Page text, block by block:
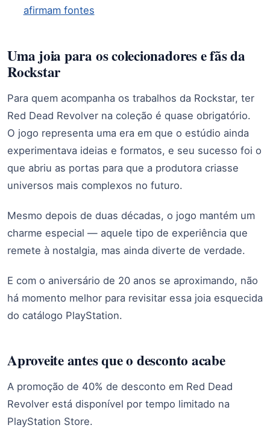
afirmam fontes
Uma joia para os colecionadores e fãs da
Rockstar
Para quem acompanha os trabalhos da Rockstar, ter
Red Dead Revolver na coleção é quase obrigatório.
O jogo representa uma era em que o estúdio ainda
experimentava ideias e formatos, e seu sucesso foi o
que abriu as portas para que a produtora criasse
universos mais complexos no futuro.
Mesmo depois de duas décadas, o jogo mantém um
charme especial — aquele tipo de experiência que
remete à nostalgia, mas ainda diverte de verdade.
E com o aniversário de 20 anos se aproximando, não
há momento melhor para revisitar essa joia esquecida
do catálogo PlayStation.
Aproveite antes que o desconto acabe
A promoção de 40% de desconto em Red Dead
Revolver está disponível por tempo limitado na
PlayStation Store.